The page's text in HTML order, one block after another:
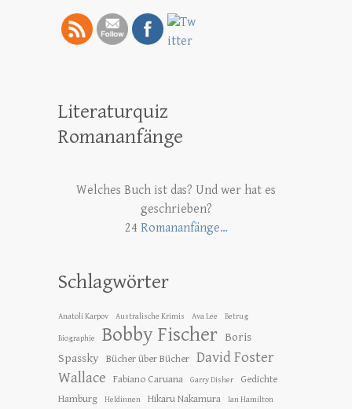
Literaturquiz
Romananfänge
Welches Buch ist das? Und wer hat es
geschrieben?
24 Romananfänge…
Schlagwörter
Anatoli Karpov Australische Krimis Ava Lee Betrug
Biographie Bobby Fischer Boris
Spassky Bücher über Bücher David Foster
Wallace
Fabiano Caruana Garry Disher
Gedichte
Hamburg
Heldinnen Hikaru Nakamura Ian Hamilton